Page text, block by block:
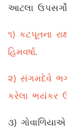
આટલા
૧) કટપૂતના
હિમવર્ષા.
૨) સંગમદેવે
કરેલા ભયંકર
૩)